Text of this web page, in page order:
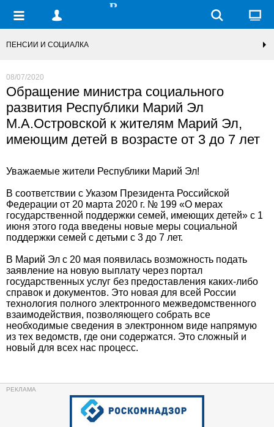
ПЕНСИИ И СОЦИАЛКА
08/07/2020
Обращение министра социального
развития Республики Марий Эл
М.А.Островской к жителям Марий Эл,
имеющим детей в возрасте от 3 до 7 лет
Уважаемые жители Республики Марий Эл!
В соответствии с Указом Президента Российской
Федерации от 20 марта 2020 г. № 199 «О мерах
государственной поддержки семей, имеющих детей» с 1
июня этого года введены новые меры социальной
поддержки семей с детьми с 3 до 7 лет.
В Марий Эл с 20 мая появилась возможность подать
заявление на новую выплату через портал
государственных услуг без предоставления каких-либо
справок и документов. Это новая для всей России
технология полного электронного межведомственного
взаимодействия, позволяющего собрать все
необходимые сведения в электронном виде напрямую
из тех ведомств, где они содержатся. Это сложный и
новый для всех нас процесс.